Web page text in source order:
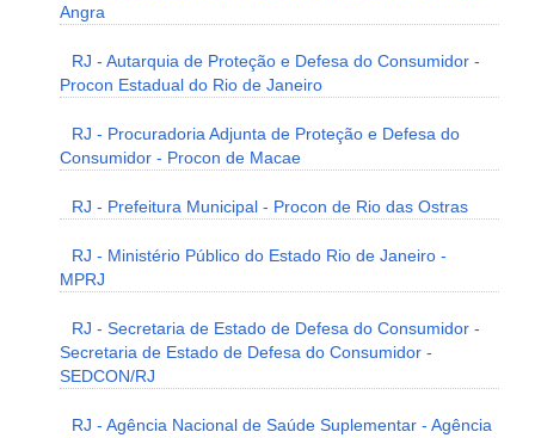
Angra
RJ - Autarquia de Proteção e Defesa do Consumidor -
Procon Estadual do Rio de Janeiro
RJ - Procuradoria Adjunta de Proteção e Defesa do
Consumidor - Procon de Macae
RJ - Prefeitura Municipal - Procon de Rio das Ostras
RJ - Ministério Público do Estado Rio de Janeiro -
MPRJ
RJ - Secretaria de Estado de Defesa do Consumidor -
Secretaria de Estado de Defesa do Consumidor -
SEDCON/RJ
RJ - Agência Nacional de Saúde Suplementar - Agência